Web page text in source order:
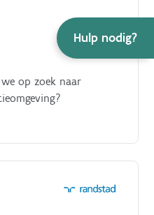
Hulp nodig?
op zoek naar